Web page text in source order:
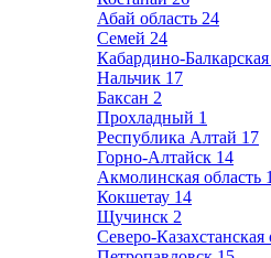
Абай область 24
Семей 24
Кабардино-
Нальчик 17
Баксан 2
Прохладный 1
Республика Алтай 17
Горно-Алтайск 14
Акмолинская область
Кокшетау 14
Щучинск 2
Северо-Казахстанская